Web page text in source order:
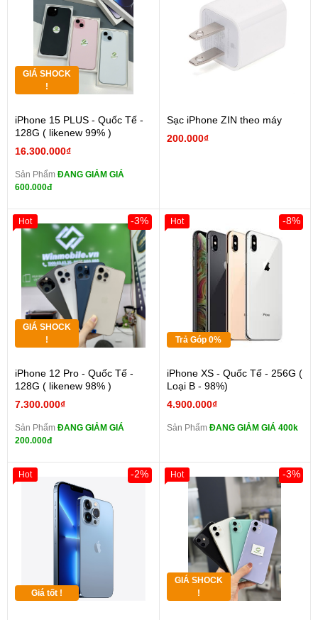
GIÁ SHOCK
!
iPhone 15 PLUS - Quốc Tế -
128G ( likenew 99% )
16.300.000₫
Sản Phẩm ĐANG GIẢM GIÁ
600.000đ
Sạc iPhone ZIN theo máy
200.000₫
GIÁ SHOCK
!
iPhone 12 Pro - Quốc Tế -
128G ( likenew 98% )
7.300.000₫
-3%
Sản Phẩm ĐANG GIẢM GIÁ
200.000đ
Hot
Trả Góp 0%
iPhone XS - Quốc Tế - 256G (
Loại B - 98%)
4.900.000₫
-8%
Sản Phẩm ĐANG GIẢM GIÁ 400k
Hot
Giá tốt !
-2%
Hot
GIÁ SHOCK
!
-3%
Hot